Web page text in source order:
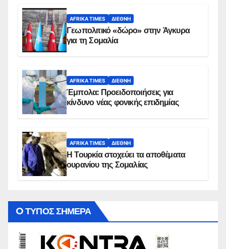
AFRIKA TIMES ΔΙΕΘΝΉ
Γεωπολιτικό «δώρο» στην Άγκυρα
για τη Σομαλία
AFRIKA TIMES ΔΙΕΘΝΉ
Έμπολα: Προειδοποιήσεις για
κίνδυνο νέας φονικής επιδημίας
AFRIKA TIMES ΔΙΕΘΝΉ
Η Τουρκία στοχεύει τα αποθέματα
ουρανίου της Σομαλίας
O ΤΥΠΟΣ ΣΗΜΕΡΑ